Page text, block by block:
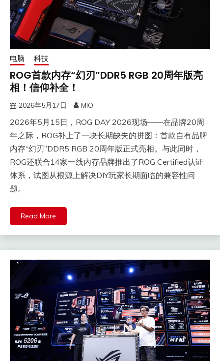
电脑 科技
ROG首款内存“幻刃”DDR5 RGB 20周年版亮
相！信仰补全！
2026年5月17日 MIO
2026年5月15日，ROG DAY 2026现场——在品牌20周
年之际，ROG补上了一块长期缺失的拼图：首款自有品牌
内存“幻刃”DDR5 RGB 20周年版正式亮相。与此同时，
ROG还联合14家一线内存品牌推出了ROG Certified认证
体系，试图从根源上解决DIY玩家长期面临的兼容性问
题。
Read More